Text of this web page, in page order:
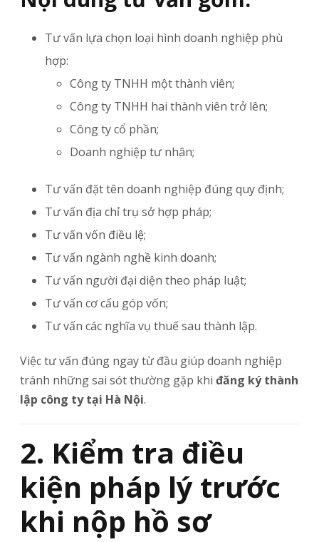
Tư vấn lựa chọn loại hình doanh nghiệp phù
hợp:
Công ty TNHH một thành viên;
Công ty TNHH hai thành viên trở lên;
Công ty cổ phần;
Doanh nghiệp tư nhân;
Tư vấn đặt tên doanh nghiệp đúng quy định;
Tư vấn địa chỉ trụ sở hợp pháp;
Tư vấn vốn điều lệ;
Tư vấn ngành nghề kinh doanh;
Tư vấn người đại diện theo pháp luật;
Tư vấn cơ cấu góp vốn;
Tư vấn các nghĩa vụ thuế sau thành lập.
Việc tư vấn đúng ngay từ đầu giúp doanh nghiệp
tránh những sai sót thường gặp khi đăng ký thành
lập công ty tại Hà Nội.
2. Kiểm tra điều
kiện pháp lý trước
khi nộp hồ sơ